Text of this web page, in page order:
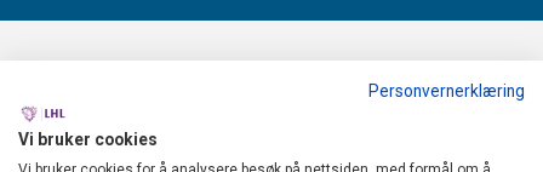
OM OSS
LHL
Personvernerklæring
Vi bruker cookies